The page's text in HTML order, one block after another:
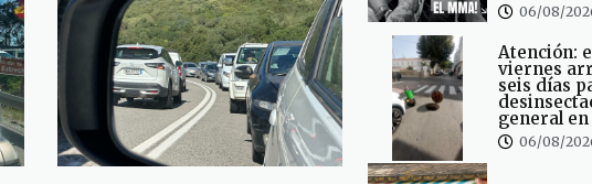
06/08/
Atención:
viernes
seis días
general
06/08/